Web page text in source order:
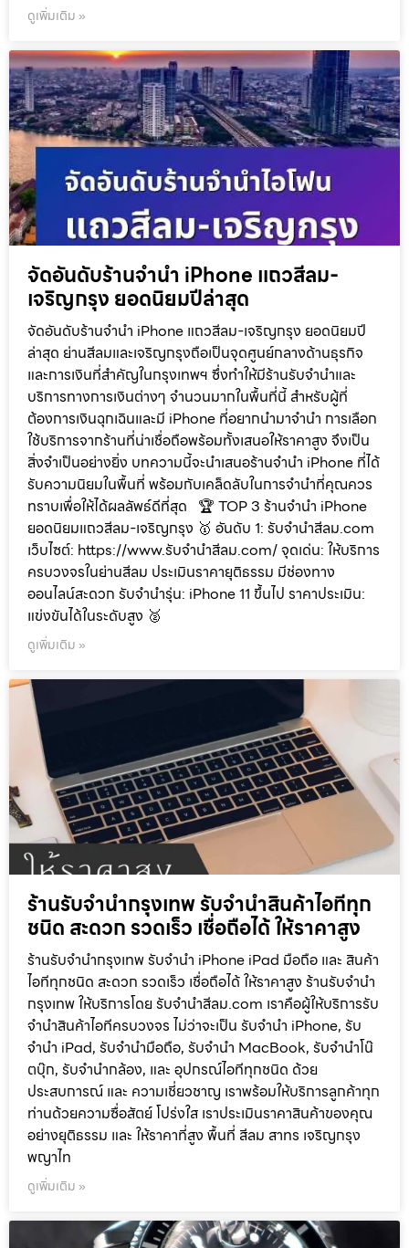
ดูเพิ่มเติม »
จัดอันดับร้านจำนำ iPhone แถวสีลม-
เจริญกรุง ยอดนิยมปีล่าสุด
จัดอันดับร้านจำนำ iPhone แถวสีลม-เจริญกรุง ยอดนิยมปี
ล่าสุด ย่านสีลมและเจริญกรุงถือเป็นจุดศูนย์กลางด้านธุรกิจ
และการเงินที่สำคัญในกรุงเทพฯ ซึ่งทำให้มีร้านรับจำนำและ
บริการทางการเงินต่างๆ จำนวนมากในพื้นที่นี้ สำหรับผู้ที่
ต้องการเงินฉุกเฉินและมี iPhone ที่อยากนำมาจำนำ การเลือก
ใช้บริการจากร้านที่น่าเชื่อถือพร้อมทั้งเสนอให้ราคาสูง จึงเป็น
สิ่งจำเป็นอย่างยิ่ง บทความนี้จะนำเสนอร้านจำนำ iPhone ที่ได้
รับความนิยมในพื้นที่ พร้อมกับเคล็ดลับในการจำนำที่คุณควร
ทราบเพื่อให้ได้ผลลัพธ์ดีที่สุด 🏆 TOP 3 ร้านจำนำ iPhone
ยอดนิยมแถวสีลม-เจริญกรุง 🥇 อันดับ 1: รับจำนำสีลม.com
เว็บไซต์: https://www.รับจํานําสีลม.com/ จุดเด่น: ให้บริการ
ครบวงจรในย่านสีลม ประเมินราคายุติธรรม มีช่องทาง
ออนไลน์สะดวก รับจำนำรุ่น: iPhone 11 ขึ้นไป ราคาประเมิน:
แข่งขันได้ในระดับสูง 🥈
ดูเพิ่มเติม »
ร้านรับจำนำกรุงเทพ รับจำนำสินค้าไอทีทุก
ชนิด สะดวก รวดเร็ว เชื่อถือได้ ให้ราคาสูง
ร้านรับจำนำกรุงเทพ รับจำนำ iPhone iPad มือถือ และ สินค้า
ไอทีทุกชนิด สะดวก รวดเร็ว เชื่อถือได้ ให้ราคาสูง ร้านรับจำนำ
กรุงเทพ ให้บริการโดย รับจํานําสีลม.com เราคือผู้ให้บริการรับ
จำนำสินค้าไอทีครบวงจร ไม่ว่าจะเป็น รับจำนำ iPhone, รับ
จำนำ iPad, รับจำนำมือถือ, รับจำนำ MacBook, รับจำนำโน๊
ตบุ๊ก, รับจำนำกล้อง, และ อุปกรณ์ไอทีทุกชนิด ด้วย
ประสบการณ์ และ ความเชี่ยวชาญ เราพร้อมให้บริการลูกค้าทุก
ท่านด้วยความซื่อสัตย์ โปร่งใส เราประเมินราคาสินค้าของคุณ
อย่างยุติธรรม และ ให้ราคาที่สูง พื้นที่ สีลม สาทร เจริญกรุง
พญาไท
ดูเพิ่มเติม »